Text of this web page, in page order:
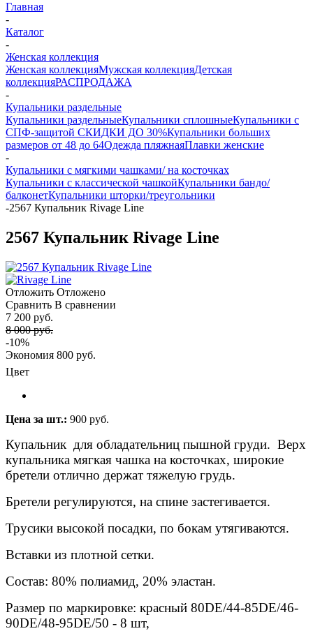
Главная
-
Каталог
-
Женская коллекция
Женская коллекцияМужская коллекцияДетская
коллекцияРАСПРОДАЖА
-
Купальники раздельные
Купальники раздельныеКупальники сплошныеКупальники с
СПФ-защитой СКИДКИ ДО 30%Купальники больших
размеров от 48 до 64Одежда пляжнаяПлавки женские
-
Купальники с мягкими чашками/ на косточках
Купальники с классической чашкойКупальники бандо/
балконетКупальники шторки/треугольники
-2567 Купальник Rivage Line
2567 Купальник Rivage Line
Отложить Отложено
Сравнить В сравнении
7 200 руб.
8 000 руб.
-10%
Экономия 800 руб.
Цвет
Цена за шт.: 900 руб.
Купальник для обладательниц пышной груди. Верх
купальника мягкая чашка на косточках, широкие
бретели отлично держат тяжелую грудь.
Бретели регулируются, на спине застегивается.
Трусики высокой посадки, по бокам утягиваются.
Вставки из плотной сетки.
Состав: 80% полиамид, 20% эластан.
Размер по маркировке: красный 80DE/44-85DE/46-
90DE/48-95DE/50 - 8 шт,